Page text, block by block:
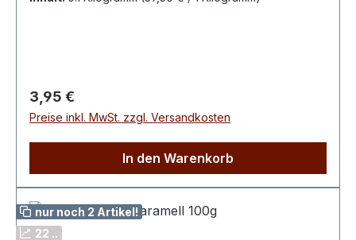
kcal Fett 1,26 g dav. ges. Fettsäuren 1,04 g
Kohlenhydrate 82,5 g davon Zucker 69,8 g
Eiweiß 2,3 g Salz 0,24 g
Regulärer Preis:
3,95 €
Preise inkl. MwSt. zzgl. Versandkosten
In den Warenkorb
nur noch 2 Artikel!
22 ..